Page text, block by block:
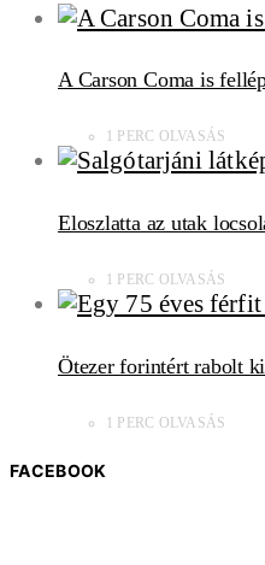
A Carson Coma is
1 PERC OLVASÁS
Eloszlatta az utak
1 PERC OLVASÁS
Ötezer forintért rabolt
1 PERC OLVASÁS
FACEBOOK